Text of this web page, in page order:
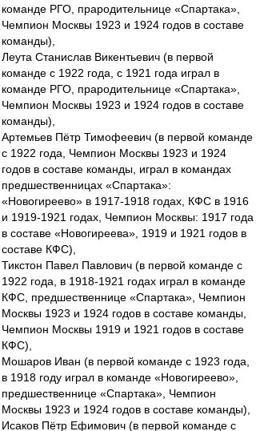
команде РГО, прародительнице «Спартака»,
Чемпион Москвы 1923 и 1924 годов в составе
команды),
Леута Станислав Викентьевич (в первой
команде с 1922 года, с 1921 года играл в
команде РГО, прародительнице «Спартака»,
Чемпион Москвы 1923 и 1924 годов в составе
команды),
Артемьев Пётр Тимофеевич (в первой команде
с 1922 года, Чемпион Москвы 1923 и 1924
годов в составе команды, играл в командах
предшественницах «Спартака»:
«Новогиреево» в 1917-1918 годах, КФС в 1916
и 1919-1921 годах, Чемпион Москвы: 1917 года
в составе «Новогиреева», 1919 и 1921 годов в
составе КФС),
Тикстон Павел Павлович (в первой команде с
1922 года, в 1918-1921 годах играл в команде
КФС, предшественнице «Спартака», Чемпион
Москвы 1923 и 1924 годов в составе команды,
Чемпион Москвы 1919 и 1921 годов в составе
КФС),
Мошаров Иван (в первой команде с 1923 года,
в 1918 году играл в команде «Новогиреево»,
предшественнице «Спартака», Чемпион
Москвы 1923 и 1924 годов в составе команды),
Исаков Пётр Ефимович (в первой команде с